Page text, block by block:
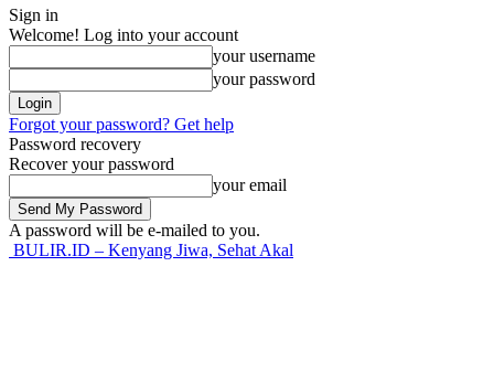
Sign in
Welcome! Log into your account
your username
your password
Forgot your password? Get help
Password recovery
Recover your password
your email
A password will be e-mailed to you.
BULIR.ID – Kenyang Jiwa, Sehat Akal